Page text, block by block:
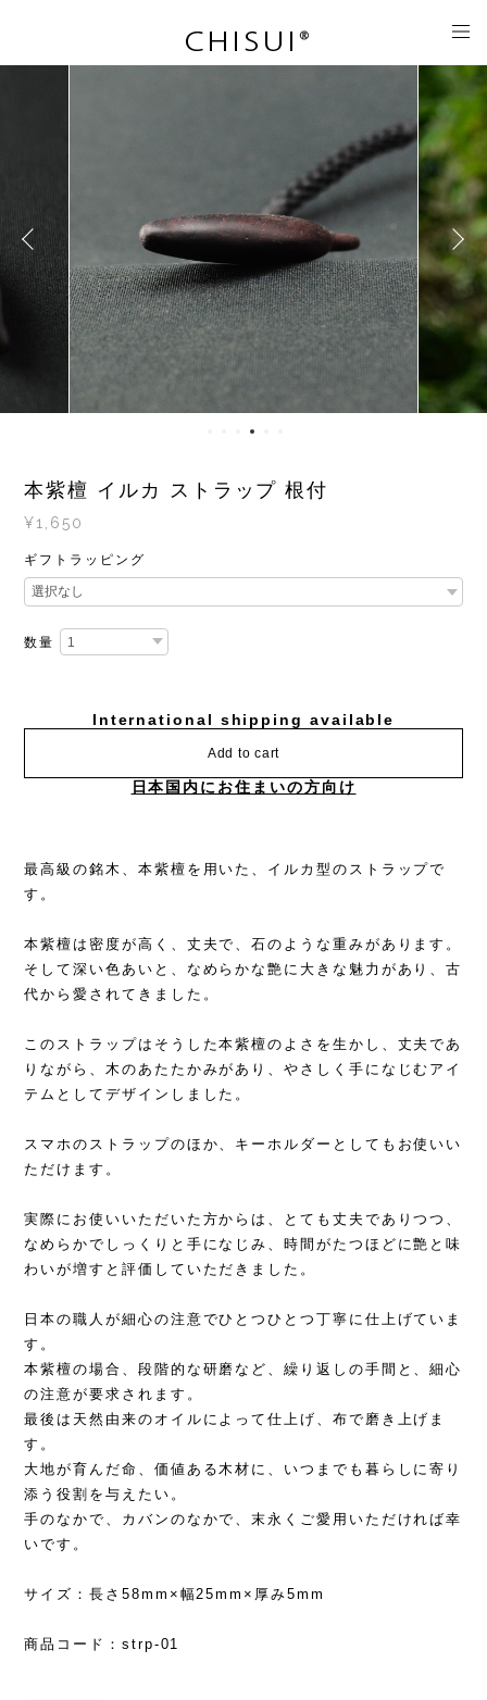
本紫檀 イルカ ストラップ 根付
¥1,650
ギフトラッピング
数量
International shipping available
Add to cart
日本国内にお住まいの方向け
最高級の銘木、本紫檀を用いた、イルカ型のストラップで
す。
本紫檀は密度が高く、丈夫で、石のような重みがあります。
そして深い色あいと、なめらかな艶に大きな魅力があり、古
代から愛されてきました。
このストラップはそうした本紫檀のよさを生かし、丈夫であ
りながら、木のあたたかみがあり、やさしく手になじむアイ
テムとしてデザインしました。
スマホのストラップのほか、キーホルダーとしてもお使いい
ただけます。
実際にお使いいただいた方からは、とても丈夫でありつつ、
なめらかでしっくりと手になじみ、時間がたつほどに艶と味
わいが増すと評価していただきました。
日本の職人が細心の注意でひとつひとつ丁寧に仕上げていま
す。
本紫檀の場合、段階的な研磨など、繰り返しの手間と、細心
の注意が要求されます。
最後は天然由来のオイルによって仕上げ、布で磨き上げま
す。
大地が育んだ命、価値ある木材に、いつまでも暮らしに寄り
添う役割を与えたい。
手のなかで、カバンのなかで、末永くご愛用いただければ幸
いです。
サイズ：長さ58mm×幅25mm×厚み5mm
商品コード：strp-01